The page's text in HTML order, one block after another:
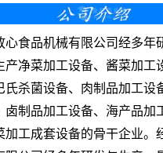
心食品机械有限公司经多年
产净菜加工设备、酱菜加工
氏杀菌设备、肉制品加工设
卤制品加工设备、海产品加
加工成套设备的骨干企业。